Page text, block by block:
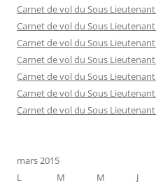
Carnet de vol du Sous
Carnet de vol du Sous
Carnet de vol du Sous
Carnet de vol du Sous
Carnet de vol du Sous
Carnet de vol du Sous
Carnet de vol du Sous
mars 2015
L
M M J